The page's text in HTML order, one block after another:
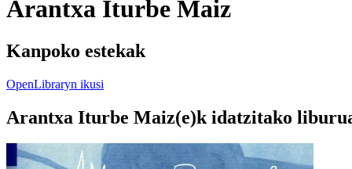
Arantxa Iturbe Maiz
Kanpoko estekak
OpenLibraryn ikusi
Arantxa Iturbe Maiz(e)k idatzitako